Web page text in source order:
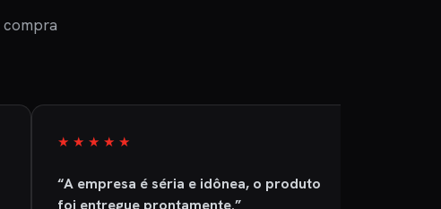
compra
★★★★★
“A empresa é séria e idônea, o produto
foi entregue prontamente.”